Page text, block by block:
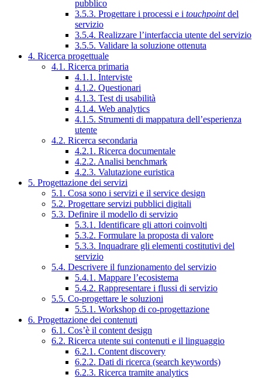
pubblico
3.5.3. Progettare i processi e i touchpointdel
servizio
3.5.4. Realizzare l’interfaccia utente del servizio
3.5.5. Validare la soluzione ottenuta
4. Ricerca progettuale
4.1. Ricerca primaria
4.1.1. Interviste
4.1.2. Questionari
4.1.3. Test di usabilità
4.1.4. Web analytics
4.1.5. Strumenti di mappatura dell’esperienza
utente
4.2. Ricerca secondaria
4.2.1. Ricerca documentale
4.2.2. Analisi benchmark
4.2.3. Valutazione euristica
5. Progettazione dei servizi
5.1. Cosa sono i servizi e il service design
5.2. Progettare servizi pubblici digitali
5.3. Definire il modello di servizio
5.3.1. Identificare gli attori coinvolti
5.3.2. Formulare la proposta di valore
5.3.3. Inquadrare gli elementi costitutivi del
servizio
5.4. Descrivere il funzionamento del servizio
5.4.1. Mappare l’ecosistema
5.4.2. Rappresentare i flussi di servizio
5.5. Co-progettare le soluzioni
5.5.1. Workshop di co-progettazione
6. Progettazione dei contenuti
6.1. Cos’è il content design
6.2. Ricerca utente sui contenuti e il linguaggio
6.2.1. Content discovery
6.2.2. Dati di ricerca (search keywords)
6.2.3. Ricerca tramite analytics